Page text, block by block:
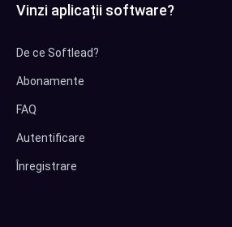
Vinzi aplicații software?
De ce Softlead?
Abonamente
FAQ
Autentificare
Înregistrare